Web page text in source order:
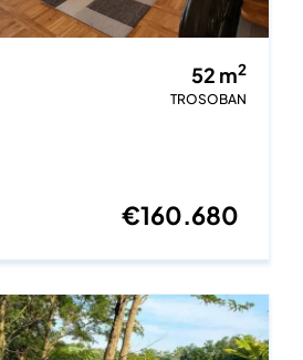
52 m2
TROSOBAN
€160.680